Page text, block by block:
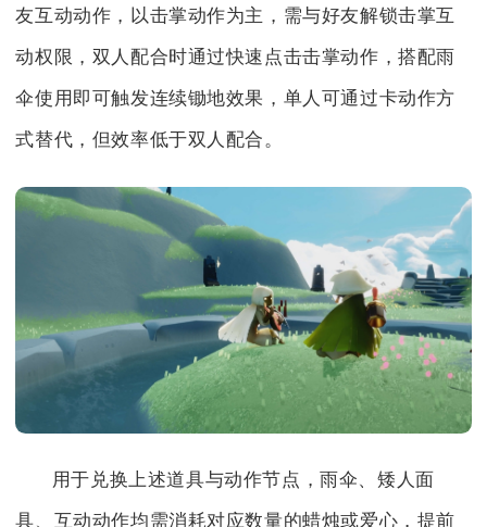
友互动动作，以击掌动作为主，需与好友解锁击掌互
动权限，双人配合时通过快速点击击掌动作，搭配雨
伞使用即可触发连续锄地效果，单人可通过卡动作方
式替代，但效率低于双人配合。
用于兑换上述道具与动作节点，雨伞、矮人面
具、互动动作均需消耗对应数量的蜡烛或爱心，提前